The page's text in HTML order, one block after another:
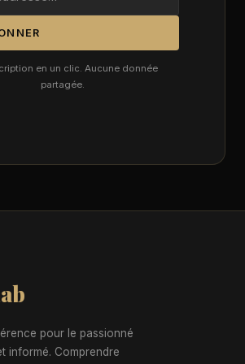
en un clic. Aucune donnée
partagée.
pour le passionné
informé. Comprendre